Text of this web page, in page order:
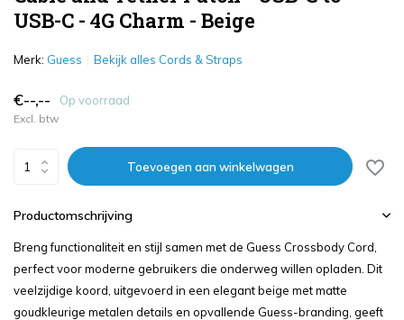
USB-C - 4G Charm - Beige
Merk: Guess Bekijk alles Cords & Straps
€--,-- Op voorraad
Excl. btw
Toevoegen aan winkelwagen
Productomschrijving
Breng functionaliteit en stijl samen met de Guess Crossbody Cord,
perfect voor moderne gebruikers die onderweg willen opladen. Dit
veelzijdige koord, uitgevoerd in een elegant beige met matte
goudkleurige metalen details en opvallende Guess-branding, geeft